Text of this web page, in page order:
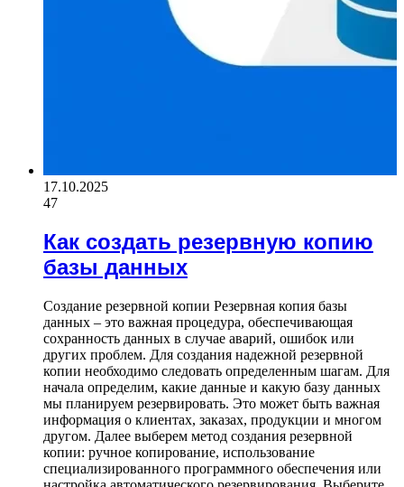
17.10.2025
47
Как создать резервную копию
базы данных
Создание резервной копии Резервная копия базы
данных – это важная процедура, обеспечивающая
сохранность данных в случае аварий, ошибок или
других проблем. Для создания надежной резервной
копии необходимо следовать определенным шагам. Для
начала определим, какие данные и какую базу данных
мы планируем резервировать. Это может быть важная
информация о клиентах, заказах, продукции и многом
другом. Далее выберем метод создания резервной
копии: ручное копирование, использование
специализированного программного обеспечения или